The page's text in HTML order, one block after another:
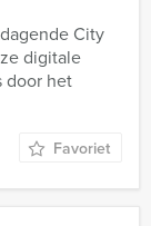
City
digitale
door het
Favoriet